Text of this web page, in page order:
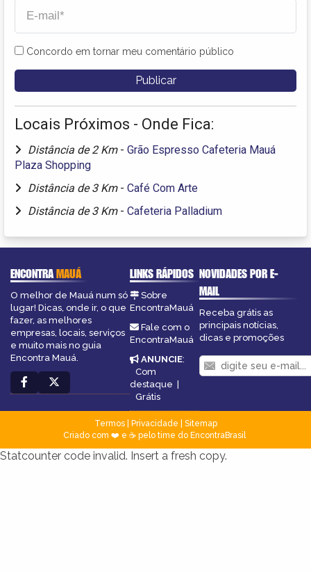
Concordo em tornar meu comentário público
Locais Próximos - Onde Fica:
Distância de 2 Km - Grão Espresso Cafeteria Mauá
Plaza Shopping
Distância de 3 Km - Café Com Arte
Distância de 3 Km - Cafeteria Palladium
ENCONTRAMAUÁ
O melhor de Mauá num só
lugar! Dicas, onde ir, o que
fazer, as melhores
empresas, locais, serviços
e muito mais no guia
Encontra Mauá.
LINKS RÁPIDOS
Sobre
EncontraMauá
Fale com o
EncontraMauá
ANUNCIE:
Com
destaque
Grátis
NOVIDADES POR E-
MAIL
Receba grátis as
principais notícias,
dicas e promoções
Termos| Privacidade
Sitemap
Criado com ❤️ e ☕ pelo time do EncontraBrasil
Statcounter code invalid. Insert a fresh copy.